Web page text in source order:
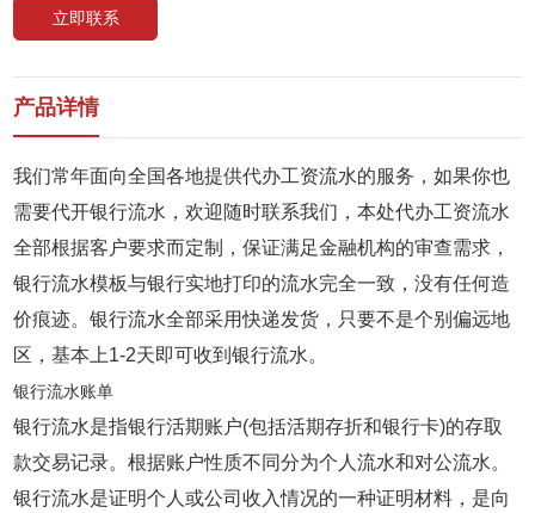
立即联系
产品详情
我们常年面向全国各地提供代办工资流水的服务，如果你也
需要代开银行流水，欢迎随时联系我们，本处代办工资流水
全部根据客户要求而定制，保证满足金融机构的审查需求，
银行流水模板与银行实地打印的流水完全一致，没有任何造
价痕迹。银行流水全部采用快递发货，只要不是个别偏远地
区，基本上1-2天即可收到银行流水。
银行流水账单
银行流水是指银行活期账户(包括活期存折和银行卡)的存取
款交易记录。根据账户性质不同分为个人流水和对公流水。
银行流水是证明个人或公司收入情况的一种证明材料，是向